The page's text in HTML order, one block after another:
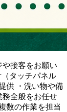
接客をお願い
タッチパネル
供 ・洗い物や備
全般をお任せ
数の作業を担当